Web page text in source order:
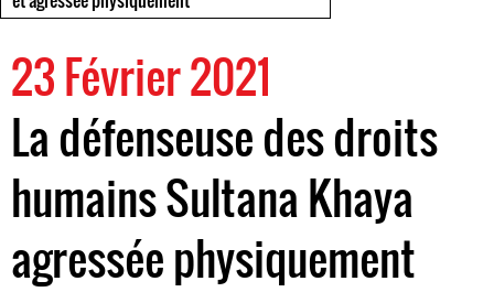
23 Février 2021
La défenseuse des droits
humains Sultana Khaya
agressée physiquement